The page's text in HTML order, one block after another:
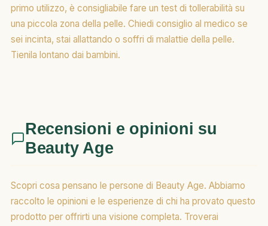
primo utilizzo, è consigliabile fare un test di tollerabilità su
una piccola zona della pelle. Chiedi consiglio al medico se
sei incinta, stai allattando o soffri di malattie della pelle.
Tienila lontano dai bambini.
Recensioni e opinioni su
Beauty Age
Scopri cosa pensano le persone di Beauty Age. Abbiamo
raccolto le opinioni e le esperienze di chi ha provato questo
prodotto per offrirti una visione completa. Troverai